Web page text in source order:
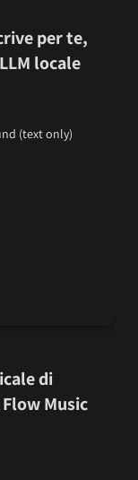
per te,
locale
di
Music